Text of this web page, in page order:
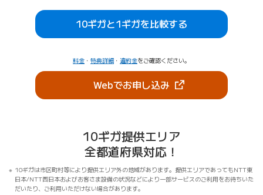
10ギガと1ギガを比較する
料金 ・ 特典詳細 ・ 違約金をご確認ください。
Webでお申し込み（新しいタブで開き
10ギガ提供エリア
全都道府県対応！
10ギガは市区町村等により提供エリア外の地域があります。提供エリアであってもNTT東
日本/NTT西日本およびお客さま設備の状況などにより一部サービスのご利用をお待ちいた
だいたり、ご利用いただけない場合があります。